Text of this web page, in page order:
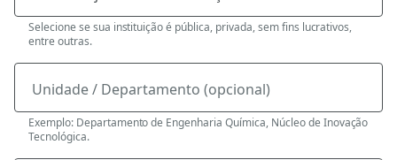
Selecione se sua instituição é pública, privada, sem fins lucrativos,
entre outras.
Unidade / Departamento (opcional)
Exemplo: Departamento de Engenharia Química, Núcleo de Inovação
Tecnológica.